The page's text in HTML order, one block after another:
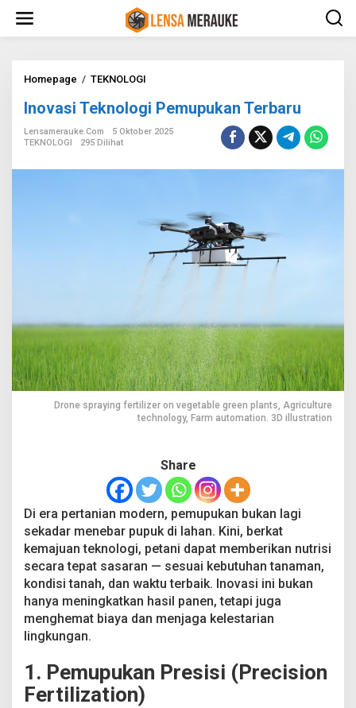
w
Homepage / TEKNOLOGI
o
a
o
e
m
u
p
u
k
a
n
b
a
r
Inovasi Teknologi Pemupukan Terbaru
Lensamerauke.com
5 Oktober 2025
TEKNOLOGI
295 Dilihat
Drone spraying fertilizer on vegetable green plants, Agriculture
technology, Farm automation. 3D illustration
Share
Di era pertanian modern, pemupukan bukan lagi
sekadar menebar pupuk di lahan. Kini, berkat
kemajuan teknologi, petani dapat memberikan nutrisi
secara tepat sasaran — sesuai kebutuhan tanaman,
kondisi tanah, dan waktu terbaik. Inovasi ini bukan
hanya meningkatkan hasil panen, tetapi juga
menghemat biaya dan menjaga kelestarian
lingkungan.
1. Pemupukan Presisi (Precision
Fertilization)